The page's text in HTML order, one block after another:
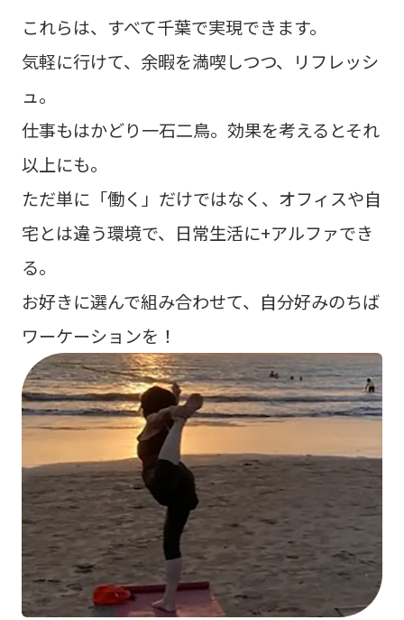
これらは、すべて千葉で実現できます。
気軽に行けて、余暇を満喫しつつ、リフレッシ
ュ。
仕事もはかどり一石二鳥。効果を考えるとそれ
以上にも。
ただ単に「働く」だけではなく、オフィスや自
宅とは違う環境で、日常生活に+アルファでき
る。
お好きに選んで組み合わせて、自分好みのちば
ワーケーションを！